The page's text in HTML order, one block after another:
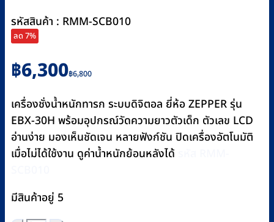
รหัสสินค้า : RMM-SCB010
ลด 7%
฿6,800
Original
price
was:
฿6,800.
฿6,300
Current
price
is:
฿6,300.
เครื่องชั่งน้ำหนักทารก ระบบดิจิตอล ยี่ห้อ ZEPPER รุ่น
EBX-30H พร้อมอุปกรณ์วัดความยาวตัวเด็ก ตัวเลข LCD
อ่านง่าย มองเห็นชัดเจน หลายฟังก์ชัน ปิดเครื่องอัตโนมัติ
เมื่อไม่ได้ใช้งาน ดูค่าน้ำหนักย้อนหลังได้
มีสินค้าอยู่ 5